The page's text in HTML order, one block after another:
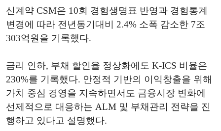
신계약 CSM은 10회 경험생명표 반영과 경험통계
변경에 따라 전년동기대비 2.4% 소폭 감소한 7조
303억원을 기록했다.
금리 인하, 부채 할인율 정상화에도 K-ICS 비율은
230%를 기록했다. 안정적 기반의 이익창출을 위해
가치 중심 경영을 지속하면서도 금융시장 변화에
선제적으로 대응하는 ALM 및 부채관리 전략을 진
행하고 있다고 설명했다.